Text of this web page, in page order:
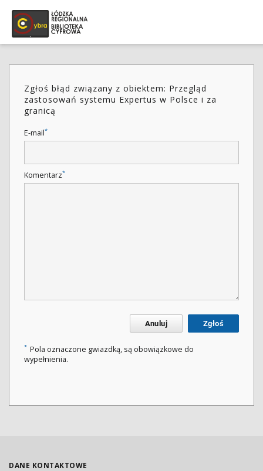
Zgłoś błąd związany z obiektem: Przegląd
zastosowań systemu Expertus w Polsce i za
granicą
E-mail*
Komentarz*
Anuluj Zgłoś
* Pola oznaczone gwiazdką, są obowiązkowe do
wypełnienia.
DANE KONTAKTOWE